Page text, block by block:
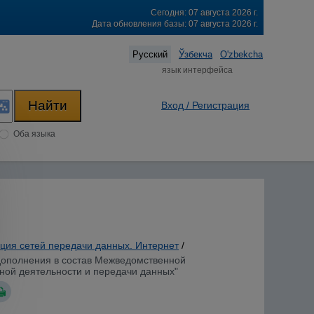
Сегодня: 07 августа 2026 г.
Дата обновления базы: 07 августа 2026 г.
Русский Ўзбекча O'zbekcha
язык интерфейса
Оба языка
Вход / Регистрация
сетей передачи данных. Интернет /
в состав Межведомственной
деятельности и передачи данных"